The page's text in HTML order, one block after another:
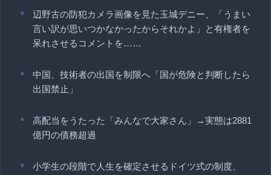
辺野古の防犯カメラ画像を見た玉城デニー、「うまい
言い訳が思いつかなかったからそれかよ」と有権者を
呆れさせるコメントを……
中国、技術者の出国を制限へ「国が危険と判断したら
出国禁止」
高配当をうたった「みんなで大家さん」→実態は2881
億円の債務超過
小学生の段階で人生を確定させるドイツ式の制度、